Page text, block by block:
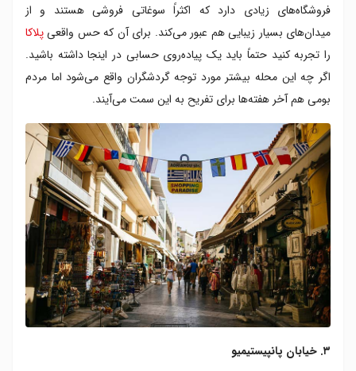
فروشگاه‌های زیادی دارد که اکثراً سوغاتی فروشی هستند و از
میدان‌های بسیار زیبایی هم عبور می‌کند. برای آن که حس واقعیپلاکا
را تجربه کنید حتماً باید یک پیاده‌روی حسابی در اینجا داشته باشید.
اگر چه این محله بیشتر مورد توجه گردشگران واقع می‌شود اما مردم
بومی هم آخر هفته‌ها برای تفریح به این سمت می‌آیند.
۳. خیابان پانپیستیمیو